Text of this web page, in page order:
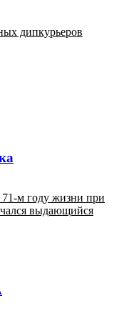
дипкурьеров
71-м году жизни при
выдающийся